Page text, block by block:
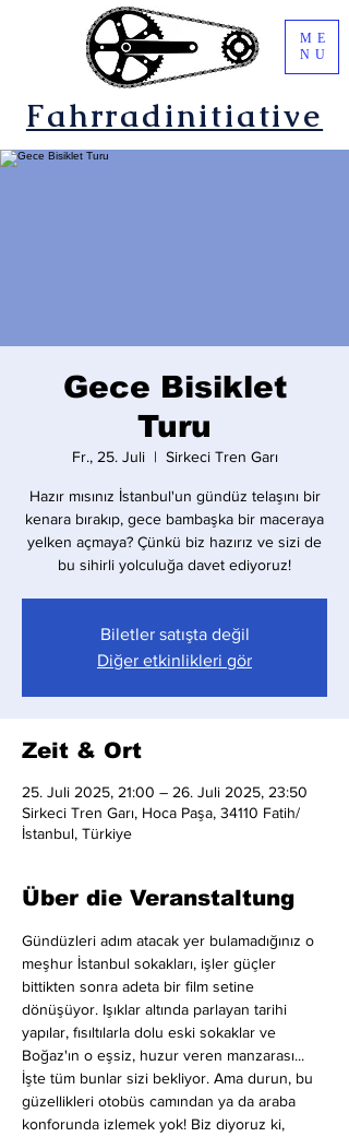
Fahrradinitiative
ME
NU
Gece Bisiklet
Turu
Fr., 25. Juli
  |
Sirkeci Tren Garı
Hazır mısınız İstanbul'un gündüz telaşını bir
kenara bırakıp, gece bambaşka bir maceraya
yelken açmaya? Çünkü biz hazırız ve sizi de
bu sihirli yolculuğa davet ediyoruz!
Biletler satışta değil
Diğer etkinlikleri gör
Zeit & Ort
25. Juli 2025, 21:00 – 26. Juli 2025, 23:50
Sirkeci Tren Garı, Hoca Paşa, 34110 Fatih/
İstanbul, Türkiye
Über die Veranstaltung
Gündüzleri adım atacak yer bulamadığınız o
meşhur İstanbul sokakları, işler güçler
bittikten sonra adeta bir film setine
dönüşüyor. Işıklar altında parlayan tarihi
yapılar, fısıltılarla dolu eski sokaklar ve
Boğaz'ın o eşsiz, huzur veren manzarası...
İşte tüm bunlar sizi bekliyor. Ama durun, bu
güzellikleri otobüs camından ya da araba
konforunda izlemek yok! Biz diyoruz ki,